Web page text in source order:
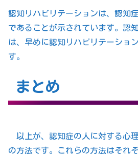
認知リハビリテーションは、認知
であることが示されています。認
は、早めに認知リハビリテーショ
す。
まとめ
以上が、認知症の人に対する心
の方法です。これらの方法はそれ